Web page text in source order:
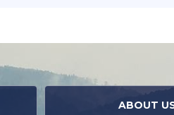
ABOUT